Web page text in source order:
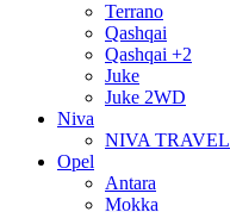
Terrano
Qashqai
Qashqai +2
Juke
Juke 2WD
Niva
NIVA TRAVEL
Opel
Antara
Mokka